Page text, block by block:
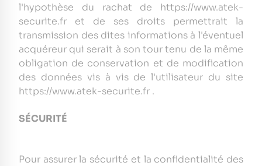
l'hypothèse du rachat de https://www.atek-
securite.fr et de ses droits permettrait la
transmission des dites informations à l'éventuel
acquéreur qui serait à son tour tenu de la même
obligation de conservation et de modification
des données vis à vis de l'utilisateur du site
https://www.atek-securite.fr .
SÉCURITÉ
Pour assurer la sécurité et la confidentialité des